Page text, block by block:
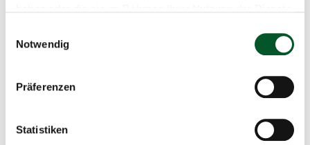
Notwendig
Präferenzen
Statistiken
dazu, dass das finale Bauteil nicht die gewünschten
-Anwendung soll den3D
Druckprozess mit einer Sensoreinheit, bestehend aus
mehreren Sensorik-Komponenten und Computer
Fehler im Druck frühzeitig, was Materialien einspart